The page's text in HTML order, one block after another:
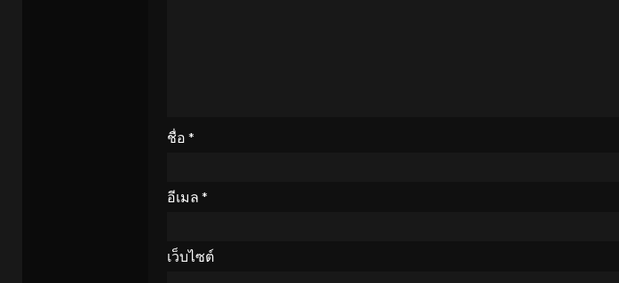
ชื่อ *
อีเมล *
เว็บไซต์